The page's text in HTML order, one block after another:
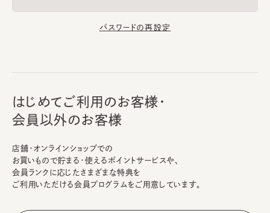
パスワードの再設定
はじめてご利用のお客様・
会員以外のお客様
店舗・オンラインショップでの
お買いもので貯まる・使えるポイントサービスや、
会員ランクに応じたさまざまな特典を
ご利用いただける会員プログラムをご用意しています。